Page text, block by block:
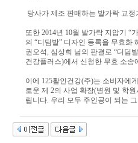
당사가 제조 판매하는 발가락 교
또한 2014년 10월 발가락 지압기
의 “디딤발” 디자인 등록을 무효화
권오석, 심상희 님의 판결로 “디딤
건강플러스)에서 신청한 무효 소송
이에 125활인건강(주)는 소비자에
로운 제 2의 사업 확장(병원 및 학
립니다. 우리 모두 주인공이 되는